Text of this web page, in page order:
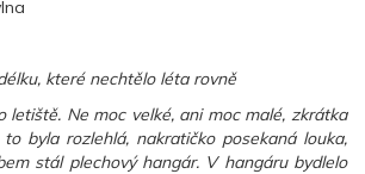
které nechtělo léta rovně
letiště. Ne moc velké, ani moc malé, zkrátka
byla rozlehlá, nakratičko posekaná louka,
stál plechový hangár. V hangáru bydlelo